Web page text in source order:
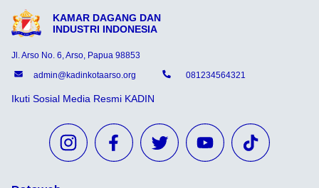
KAMAR DAGANG DAN
INDUSTRI INDONESIA
Jl. Arso No. 6, Arso, Papua 98853
admin@kadinkotaarso.org
081234564321
Ikuti Sosial Media Resmi KADIN